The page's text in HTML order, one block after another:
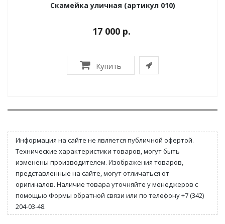
Скамейка уличная (артикул 010)
17 000 р.
Купить
Информация на сайте не является публичной офертой.
Технические характеристики товаров, могут быть
изменены производителем. Изображения товаров,
представленные на сайте, могут отличаться от
оригиналов. Наличие товара уточняйте у менеджеров с
помощью Формы обратной связи или по телефону +7 (342)
204-03-48.